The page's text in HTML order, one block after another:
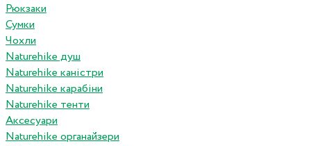
Рюкзаки
Сумки
Чохли
Naturehike душ
Naturehike каністри
Naturehike карабіни
Naturehike тенти
Аксесуари
Naturehike органайзери